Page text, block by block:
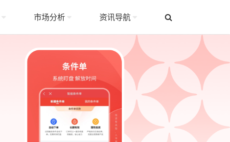
市场分析 资讯导航